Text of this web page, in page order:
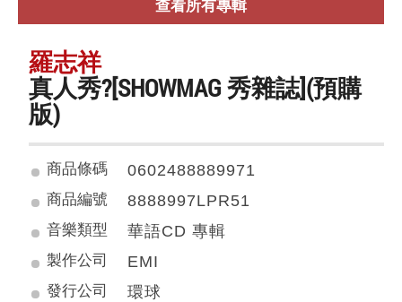
查看所有專輯
羅志祥
真人秀?[SHOWMAG 秀雜誌](預購
版)
商品條碼 0602488889971
商品編號 8888997LPR51
音樂類型 華語CD 專輯
製作公司 EMI
發行公司 環球